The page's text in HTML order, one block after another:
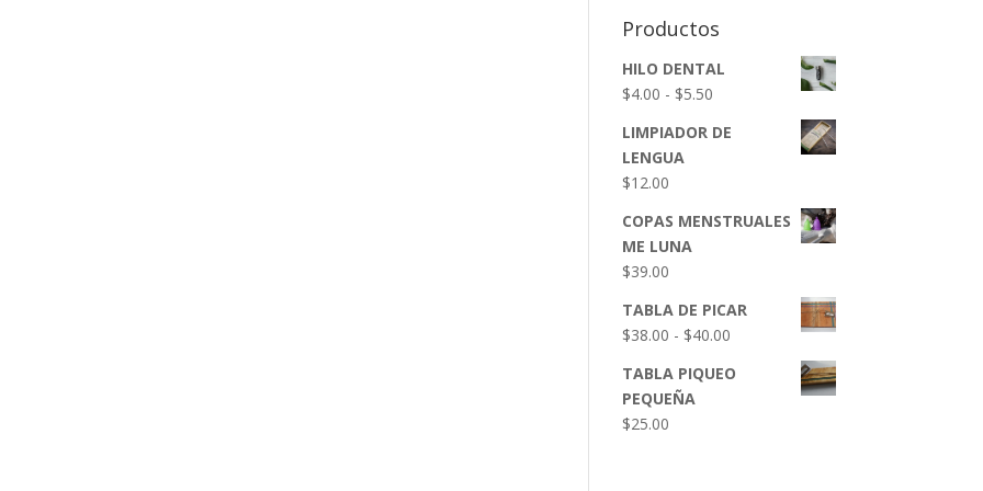
Productos
HILO DENTAL
$4.00 - $5.50
precios:
hasta
LIMPIADOR DE
LENGUA
$12.00
COPAS MENSTRUALES
ME LUNA
$39.00
TABLA DE PICAR
$38.00 - $40.00
precios:
TABLA PIQUEO
PEQUEÑA
$25.00